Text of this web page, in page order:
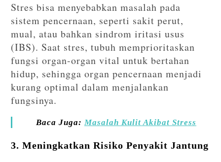
Stres bisa menyebabkan masalah pada
sistem pencernaan, seperti sakit perut,
mual, atau bahkan sindrom iritasi usus
(IBS). Saat stres, tubuh memprioritaskan
fungsi organ-organ vital untuk bertahan
hidup, sehingga organ pencernaan menjadi
kurang optimal dalam menjalankan
fungsinya.
Baca Juga: Masalah Kulit Akibat Stress
3. Meningkatkan Risiko Penyakit Jantung